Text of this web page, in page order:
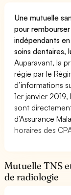
Une mutuelle
pour
indépendants
soins dentaires,
Auparavant, la
régie par le
d’informations
1er janvier
sont
d’Assurance
horaires des
Mutuelle TNS
de radiologie